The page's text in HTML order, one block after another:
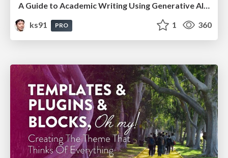
A Guide to Academic Writing Using Generative AI - A Workshop
ks91
PRO 1 360